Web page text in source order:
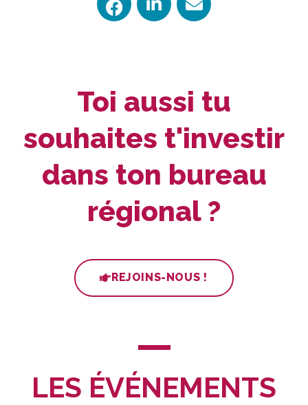
Toi aussi tu
souhaites t'investir
dans ton bureau
régional ?
REJOINS-NOUS !
LES ÉVÉNEMENTS